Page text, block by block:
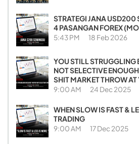
STRATEGI JANA USD200
4 PASANGAN FOREX
5:43 PM 18 Feb 2026
YOU STILL STRUGGLING
NOT SELECTIVE
SHIT MARKET THROW AT
9:00 AM 24 Dec 2025
WHEN SLOW IS FAST &
TRADING
9:00 AM 17 Dec 2025